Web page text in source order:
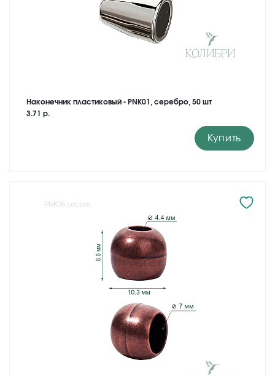
Наконечник пластиковый - PNK01, серебро, 50 шт
3.71 р.
Купить